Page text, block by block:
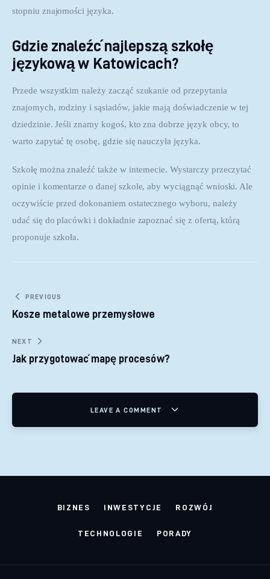
stopniu znajomości języka.
Gdzie znaleźć najlepszą szkołę
językową w Katowicach?
Przede wszystkim należy zacząć szukanie od przepytania
znajomych, rodziny i sąsiadów, jakie mają doświadczenie w tej
dziedzinie. Jeśli znamy kogoś, kto zna dobrze język obcy, to
warto zapytać tę osobę, gdzie się nauczyła języka.
Szkołę można znaleźć także w internecie. Wystarczy przeczytać
opinie i komentarze o danej szkole, aby wyciągnąć wnioski. Ale
oczywiście przed dokonaniem ostatecznego wyboru, należy
udać się do placówki i dokładnie zapoznać się z ofertą, którą
proponuje szkoła.
Nawigacja wpisu
PREVIOUS
Kosze metalowe przemysłowe
NEXT
Jak przygotować mapę procesów?
LEAVE A COMMENT
BIZNES INWESTYCJE ROZWÓJ
TECHNOLOGIE PORADY